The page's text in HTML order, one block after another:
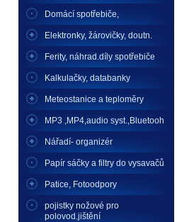
Domácí spotřebiče,
Elektronky, žárovičky, doutn.
Ferity, náhrad.díly spotřebiče
Kalkulačky, databanky
Meteostanice a teploměry
MP3 ,MP4,audio syst.,Bluetooh
Nářadí- organizér
Papír sáčky a filtry do vysavačů
Patice, Fotoodpory
pojistky nožové pro
polovod.jištění